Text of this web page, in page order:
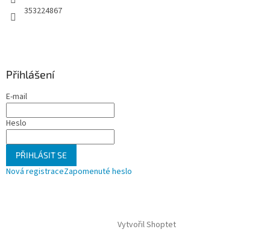
353224867
Přihlášení
E-mail
Heslo
PŘIHLÁSIT SE
Nová registraceZapomenuté heslo
Vytvořil Shoptet